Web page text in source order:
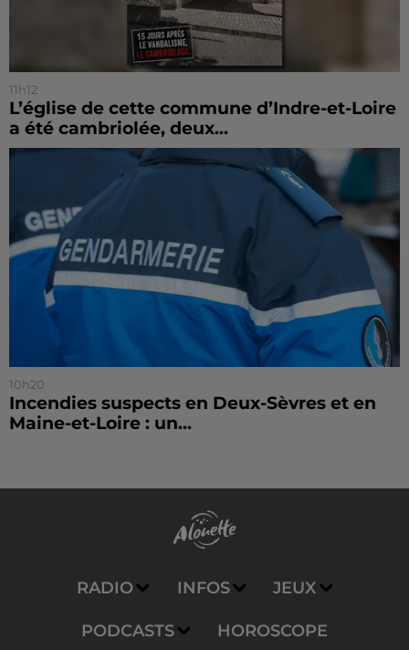
11h12
L’église de cette commune d’Indre-et-Loire
a été cambriolée, deux...
10h20
Incendies suspects en Deux-Sèvres et en
Maine-et-Loire : un...
RADIO INFOS JEUX
PODCASTS HOROSCOPE